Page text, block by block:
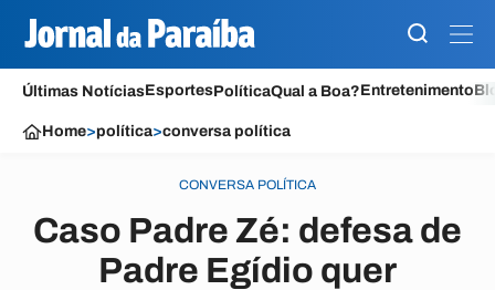
Últimas NotíciasEsportesPolíticaQual a Boa?Entretenimento
Home>política>conversa política
CONVERSA POLÍTICA
Caso Padre Zé: defesa de
Padre Egídio quer